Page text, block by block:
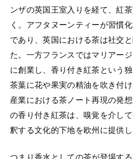
ンザの英国王室入りを経て、紅
く。アフタヌーンティーが習慣
であり、英国における茶は社交
た。一方フランスではマリアー
に創業し、香り付き紅茶という独
茶葉に花や果実の精油を吹き付
産業における茶ノート再現の発
の香り付き紅茶は、嗅覚を介し
釈する文化的下地を欧州に提供し
つまり香水としての茶が登場す